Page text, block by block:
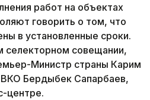
работ на объектах
говорить о том, что
в установленные сроки.
совещании,
Министр страны Карим
Бердыбек Сапарбаев,
центре.